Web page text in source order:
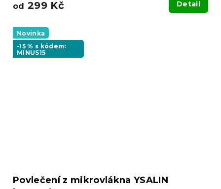
od 299 Kč Detail
Novinka
-15 % s kódem:
MINUS15
Povlečení z mikrovlákna YSALIN